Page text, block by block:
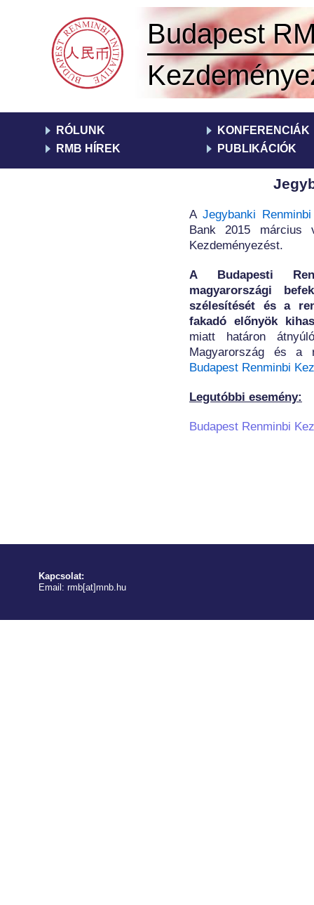
Budapest
RÓLUNK
KONFERENCIÁK
RMB HÍREK
PUBLIKÁCIÓK
A Jegybanki
Bank 2015 március
Kezdeményezést.
A Budapesti
magyarországi
szélesítését és a
fakadó előnyök
miatt határon
Magyarország és
Budapest Renminbi
Legutóbbi esemény:
Budapest Renminbi
Kapcsolat:
Email: rmb[at]mnb.hu